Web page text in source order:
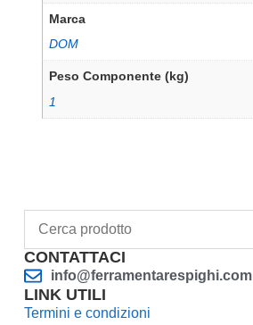
Marca
DOM
Peso Componente (kg)
1
CONTATTACI
info@ferramentarespighi.com
LINK UTILI
Termini e condizioni